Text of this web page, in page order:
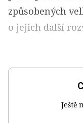
způsobených
o jejich další
Ještě